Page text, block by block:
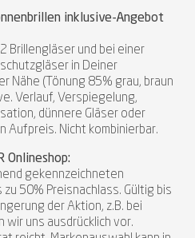
inklusive-Angebot
Brillengläser und bei einer
in Deiner
Nähe (Tönung 85% grau, braun
Verlauf, Verspiegelung,
dünnere Gläser oder
Aufpreis. Nicht kombinierbar.
Onlineshop:
gekennzeichneten
50% Preisnachlass. Gültig bis
der Aktion, z.B. bei
uns ausdrücklich vor.